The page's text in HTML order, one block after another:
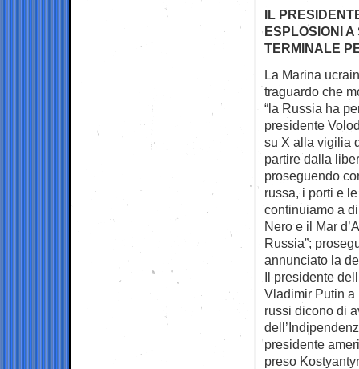
IL
ESPLOSIONI
TERMINALE
La Marina
traguardo che
“la Russia ha
presidente
su X alla vigilia
partire dalla
proseguendo
russa, i porti e
continuiamo a
Nero e il Mar
Russia”;
annunciato la
Il presidente
Vladimir Putin a
russi dicono di
presidente
preso